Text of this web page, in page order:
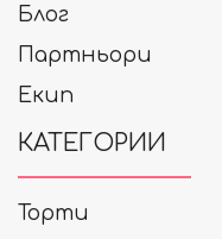
Блог
Партньори
Екип
КАТЕГОРИИ
Торти